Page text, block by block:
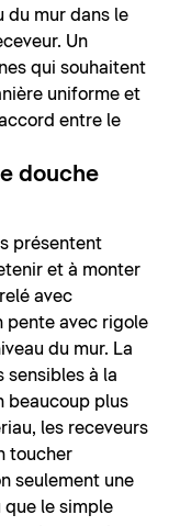
du mur dans le
Un
qui souhaitent
uniforme et
entre le
douche
présentent
et à monter
avec
pente avec rigole
du mur. La
sensibles à la
beaucoup plus
les receveurs
toucher
seulement une
que le simple